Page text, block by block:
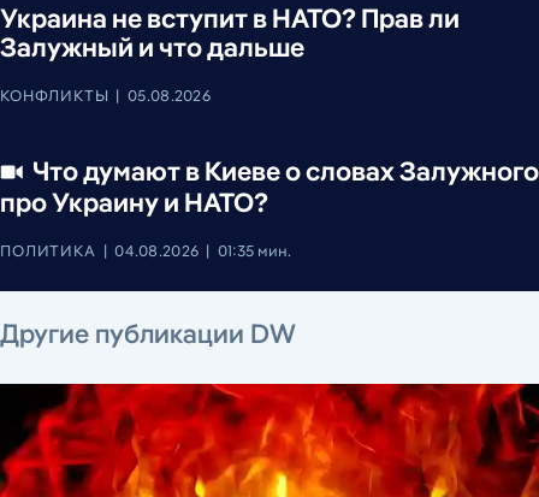
Украина не вступит в НАТО? Прав ли
Залужный и что дальше
КОНФЛИКТЫ 05.08.2026
Что думают в Киеве о словах Залужного
про Украину и НАТО?
ПОЛИТИКА 04.08.2026 01:35 мин.
Другие публикации DW